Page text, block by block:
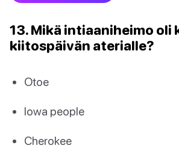
13. Mikä intiaaniheimo
kiitospäivän aterialle?
Otoe
Iowa people
Cherokee